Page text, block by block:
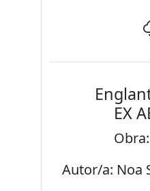
EX
Autor/a: Noa